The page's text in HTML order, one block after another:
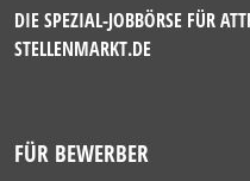
DIE SPEZIAL-JOBBÖRSE FÜR
STELLENMARKT.DE
FÜR BEWERBER